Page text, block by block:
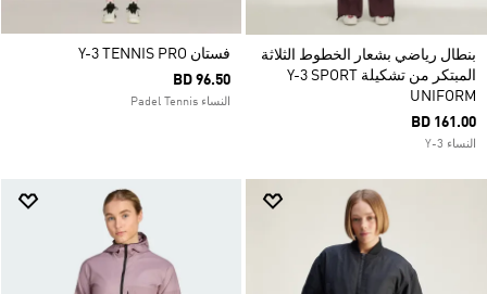
بنطال رياضي بشعار الخطوط الثلاثة
المبتكر من تشكيلة Y-3 SPORT
UNIFORM
BD 161.00
النساء Y-3
فستان Y-3 TENNIS PRO
BD 96.50
النساء Padel Tennis